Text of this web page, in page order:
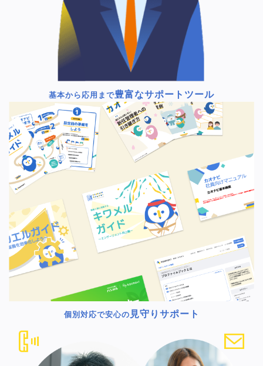
基本から応用まで豊富なサポートツール
個別対応で安心の 見守りサポート